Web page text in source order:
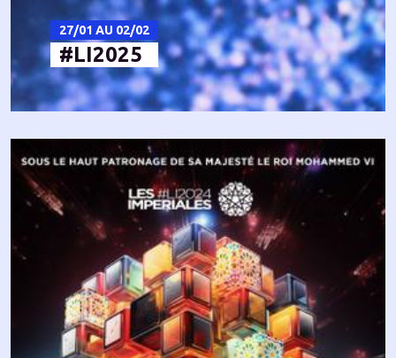
27/01 AU 02/02
#LI2025